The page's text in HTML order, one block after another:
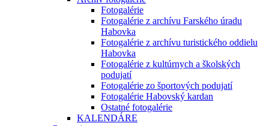
Fotogalérie
Fotogalérie z archívu Farského úradu
Habovka
Fotogalérie z archívu turistického oddielu
Habovka
Fotogalérie z kultúrnych a školských
podujatí
Fotogalérie zo športových podujatí
Fotogalérie Habovský kardan
Ostatné fotogalérie
KALENDÁRE